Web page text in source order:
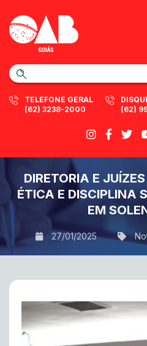
TELEFONE GERAL
(62) 3238-2000
(62)
DIRETORIA E
ÉTICA E DISCIPLINA
EM
27/01/2025